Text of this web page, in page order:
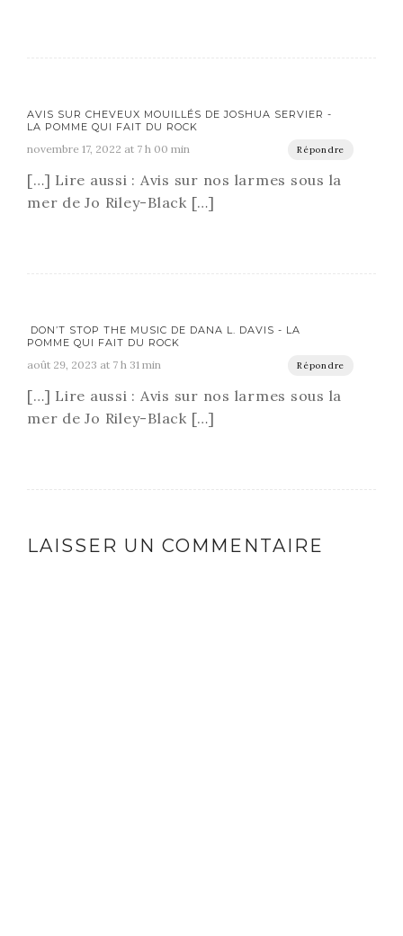
AVIS SUR CHEVEUX MOUILLÉS DE JOSHUA SERVIER -
LA POMME QUI FAIT DU ROCK
novembre 17, 2022 at 7 h 00 min Répondre
[…] Lire aussi : Avis sur nos larmes sous la
mer de Jo Riley-Black […]
DON’T STOP THE MUSIC DE DANA L. DAVIS - LA
POMME QUI FAIT DU ROCK
août 29, 2023 at 7 h 31 min Répondre
[…] Lire aussi : Avis sur nos larmes sous la
mer de Jo Riley-Black […]
LAISSER UN COMMENTAIRE